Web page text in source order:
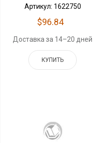
Артикул: 1622750
$96.84
Доставка за 14–20 дней
КУПИТЬ